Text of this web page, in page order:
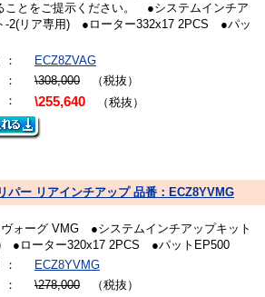
ことをご提示ください。 ●システムインチア
-2(リア専用) ●ローター332x17 2PCS ●パッ
：
ECZ8ZVAG
： \308,000 （税抜）
： \255,640 （税抜）
パー リアインチアップ 品番：ECZ8YVMG
ォーグ VMG ●システムインチアップキット
●ローター320x17 2PCS ●パットEP500
：
ECZ8YVMG
： \278,000 （税抜）